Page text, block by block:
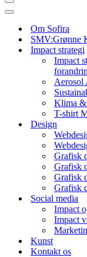
Navigation
Menu
Navigation
Om Sofira
SMV:Grønne
Impact strategi
Impact
Aerosol
Klima &
T-shirt
Design
Grafisk
Grafisk
Grafisk
Grafisk
Social media
Impact
Impact
Kunst
Kontakt os